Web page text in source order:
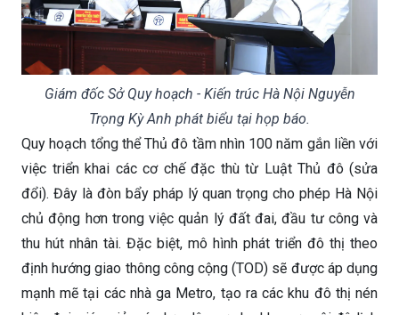
Giám đốc Sở Quy hoạch - Kiến trúc Hà Nội Nguyễn
Trọng Kỳ Anh phát biểu tại họp báo.
Quy hoạch tổng thể Thủ đô tầm nhìn 100 năm gắn liền với
việc triển khai các cơ chế đặc thù từ Luật Thủ đô (sửa
đổi). Đây là đòn bẩy pháp lý quan trọng cho phép Hà Nội
chủ động hơn trong việc quản lý đất đai, đầu tư công và
thu hút nhân tài. Đặc biệt, mô hình phát triển đô thị theo